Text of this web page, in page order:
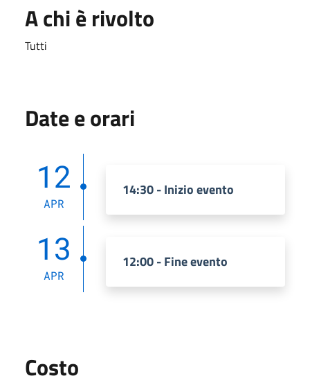
A chi è rivolto
Tutti
Date e orari
12
APR
14:30 - Inizio evento
13
APR
12:00 - Fine evento
Costo